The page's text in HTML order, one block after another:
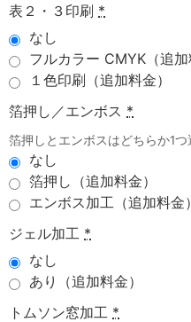
表２・３印刷 *
なし
フルカラー CMYK（追加
１色印刷（追加料金）
箔押し／エンボス *
箔押しとエンボスはどちらか1つ
なし
箔押し（追加料金）
エンボス加工（追加料金）
ジェル加工 *
なし
あり（追加料金）
トムソン窓加工 *